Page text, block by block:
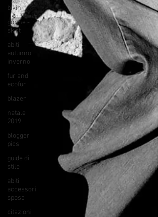
bikini
gonne -
skirt
abiti
autunno
inverno
fur and
ecofur
blazer
natale
2019
blogger
pics
guide di
stile
abiti
accessori
sposa
citazioni